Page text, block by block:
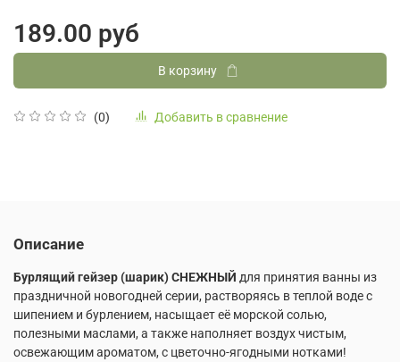
(0) Добавить в сравнение
189.00 руб
В корзину
Описание
Бурлящий гейзер (шарик) СНЕЖНЫЙ для принятия ванны из
праздничной новогодней серии, растворяясь в теплой воде с
шипением и бурлением, насыщает её морской солью,
полезными маслами, а также наполняет воздух чистым,
освежающим ароматом, с цветочно-ягодными нотками!